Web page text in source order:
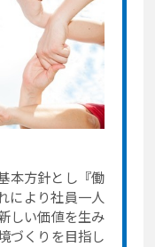
本方針とし『働
により社員一人
しい価値を生み
づくりを目指し